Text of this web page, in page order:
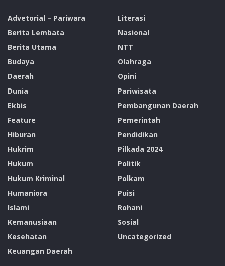
Advetorial – Pariwara
Berita Lembata
Berita Utama
Budaya
Daerah
Dunia
Ekbis
Feature
Hiburan
Hukrim
Hukum
Hukum Kriminal
Humaniora
Islami
Kemanusiaan
Kesehatan
Keuangan Daerah
Literasi
Nasional
NTT
Olahraga
Opini
Pariwisata
Pembangunan Daerah
Pemerintah
Pendidikan
Pilkada 2024
Politik
Polkam
Puisi
Rohani
Sosial
Uncategorized